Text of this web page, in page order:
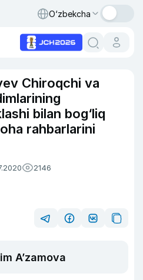
O‘zbekcha
Chiroqchi va
bilan bog‘liq
rahbarlarini
2146
A’zamova